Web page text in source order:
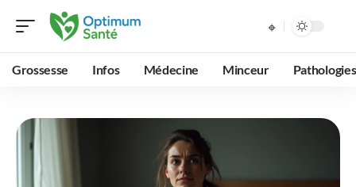
Grossesse Infos Médecine Minceur Pathologies